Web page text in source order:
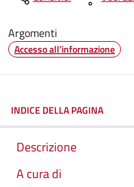
Argomenti
Accesso all'informazione
INDICE DELLA PAGINA
Descrizione
A cura di